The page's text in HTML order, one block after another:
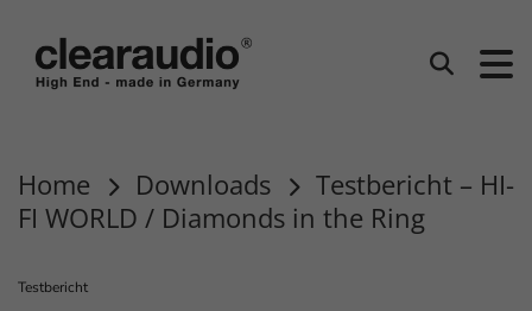
Suchen
Home Downloads
Testbericht – HI-
FI WORLD / Diamonds in the Ring
Testbericht